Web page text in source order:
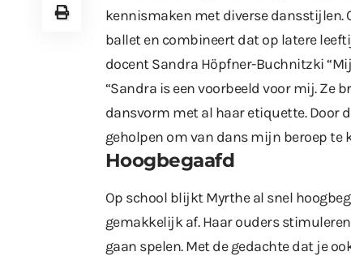
kennismaken met diverse dansstijlen.
ballet en combineert dat op latere
docent Sandra Höpfner-Buchnitzki
“Sandra is een voorbeeld voor mij. Ze
dansvorm met al haar etiquette. Door
geholpen om van dans mijn beroep te
Hoogbegaafd
Op school blijkt Myrthe al snel
gemakkelijk af. Haar ouders
gaan spelen. Met de gedachte dat je